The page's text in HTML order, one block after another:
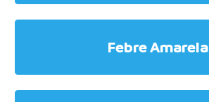
Febre Amarela